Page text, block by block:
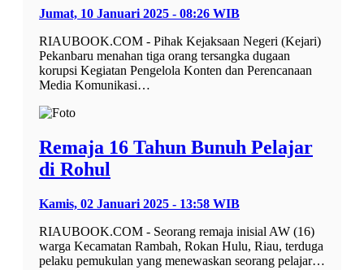
Jumat, 10 Januari 2025 - 08:26 WIB
RIAUBOOK.COM - Pihak Kejaksaan Negeri (Kejari)
Pekanbaru menahan tiga orang tersangka dugaan
korupsi Kegiatan Pengelola Konten dan Perencanaan
Media Komunikasi…
Remaja 16 Tahun Bunuh Pelajar
di Rohul
Kamis, 02 Januari 2025 - 13:58 WIB
RIAUBOOK.COM - Seorang remaja inisial AW (16)
warga Kecamatan Rambah, Rokan Hulu, Riau, terduga
pelaku pemukulan yang menewaskan seorang pelajar…